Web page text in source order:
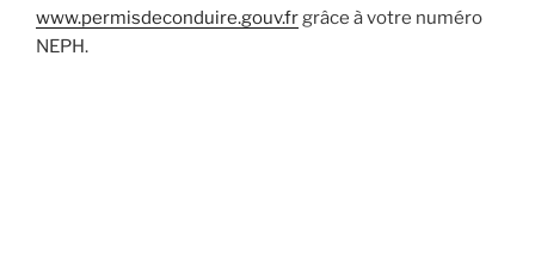
www.permisdeconduire.gouv.fr grâce à votre numéro
NEPH.